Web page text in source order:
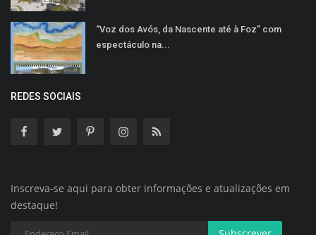
“Voz dos Avós, da Nascente até à Foz” com
espectáculo na...
REDES SOCIAIS
Inscreva-se aqui para obter informações e atualizações em
destaque!